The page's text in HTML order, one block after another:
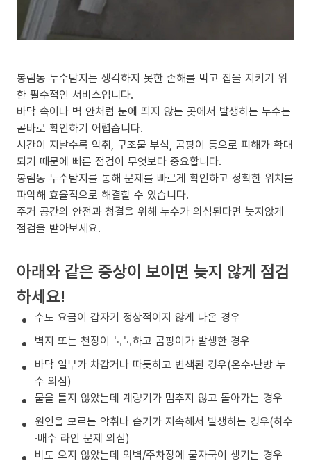
봉림동 누수탐지는 생각하지 못한 손해를 막고 집을 지키기 위
한 필수적인 서비스입니다.
바닥 속이나 벽 안처럼 눈에 띄지 않는 곳에서 발생하는 누수는
곧바로 확인하기 어렵습니다.
시간이 지날수록 악취, 구조물 부식, 곰팡이 등으로 피해가 확대
되기 때문에 빠른 점검이 무엇보다 중요합니다.
봉림동 누수탐지를 통해 문제를 빠르게 확인하고 정확한 위치를
파악해 효율적으로 해결할 수 있습니다.
주거 공간의 안전과 청결을 위해 누수가 의심된다면 늦지않게
점검을 받아보세요.
아래와 같은 증상이 보이면 늦지 않게 점검
하세요!
수도 요금이 갑자기 정상적이지 않게 나온 경우
벽지 또는 천장이 눅눅하고 곰팡이가 발생한 경우
바닥 일부가 차갑거나 따듯하고 변색된 경우(온수·난방 누
수 의심)
물을 틀지 않았는데 계량기가 멈추지 않고 돌아가는 경우
원인을 모르는 악취나 습기가 지속해서 발생하는 경우(하수
·배수 라인 문제 의심)
비도 오지 않았는데 외벽/주차장에 물자국이 생기는 경우